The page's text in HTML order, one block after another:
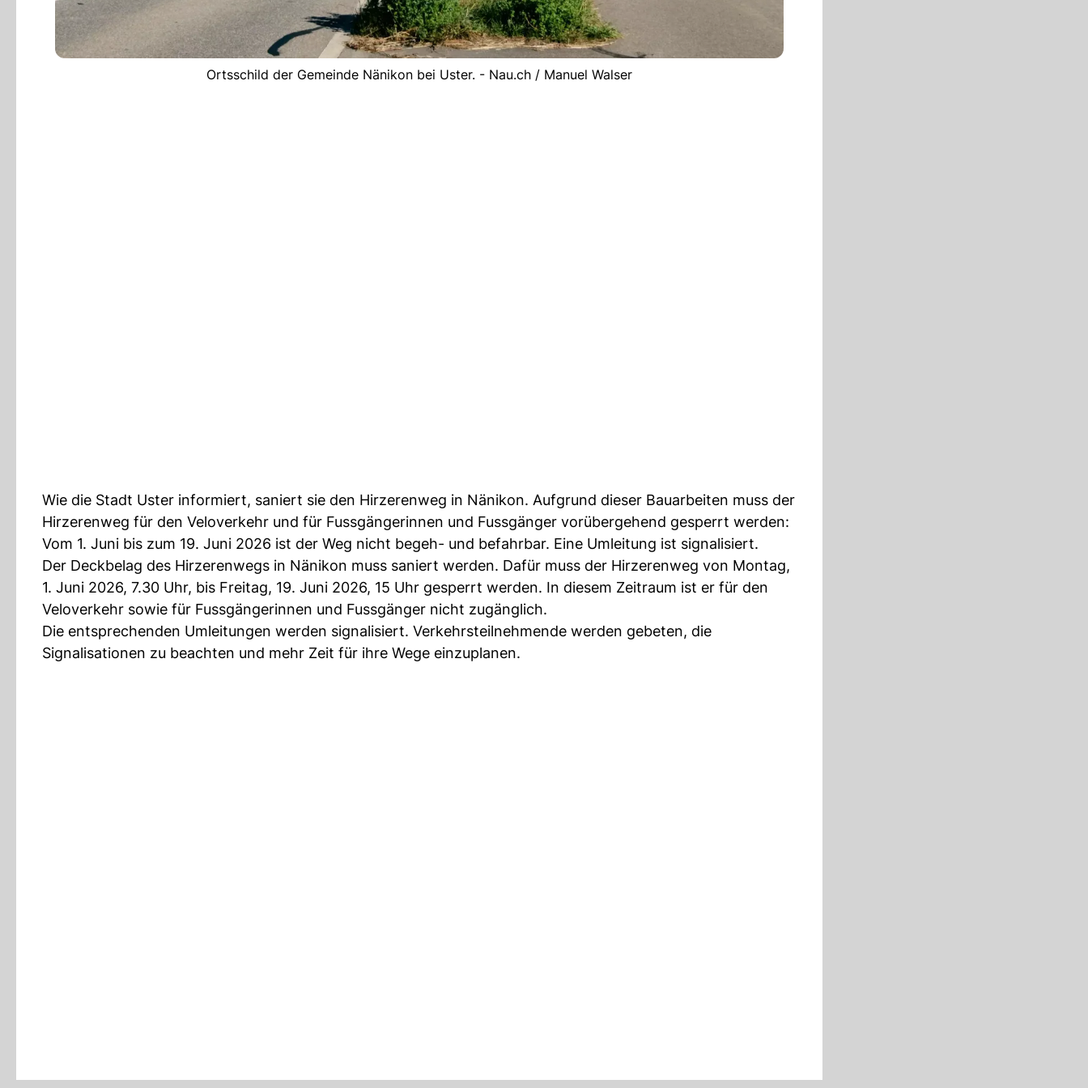
Ortsschild der Gemeinde Nänikon bei Uster. - Nau.ch / Manuel Walser
Wie die Stadt Uster informiert, saniert sie den Hirzerenweg in Nänikon. Aufgrund dieser Bauarbeiten muss der
Hirzerenweg für den Veloverkehr und für Fussgängerinnen und Fussgänger vorübergehend gesperrt werden:
Vom 1. Juni bis zum 19. Juni 2026 ist der Weg nicht begeh- und befahrbar. Eine Umleitung ist signalisiert.
Der Deckbelag des Hirzerenwegs in Nänikon muss saniert werden. Dafür muss der Hirzerenweg von Montag,
1. Juni 2026, 7.30 Uhr, bis Freitag, 19. Juni 2026, 15 Uhr gesperrt werden. In diesem Zeitraum ist er für den
Veloverkehr sowie für Fussgängerinnen und Fussgänger nicht zugänglich.
Die entsprechenden Umleitungen werden signalisiert. Verkehrsteilnehmende werden gebeten, die
Signalisationen zu beachten und mehr Zeit für ihre Wege einzuplanen.